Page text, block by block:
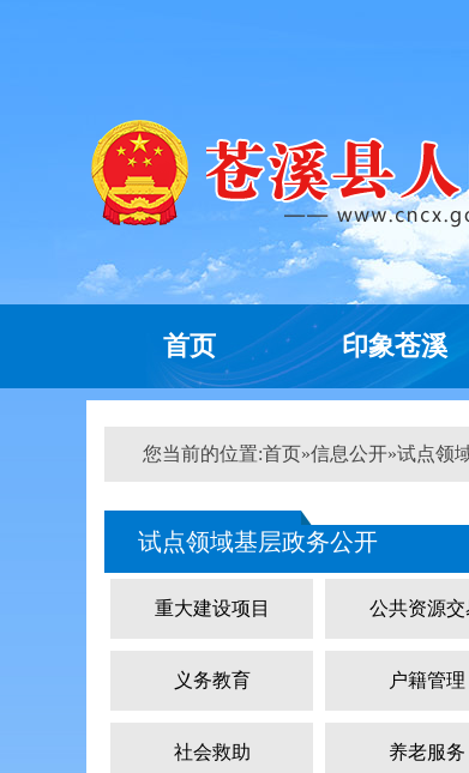
首页 印象苍溪
您当前的位置:首页»信息公开»试点领
试点领域基层政务公开
重大建设项目 公共资源交
义务教育 户籍管理
社会救助 养老服务